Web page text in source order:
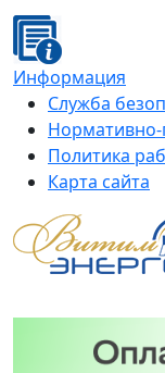
Информация
Служба
Политика
Карта сайта